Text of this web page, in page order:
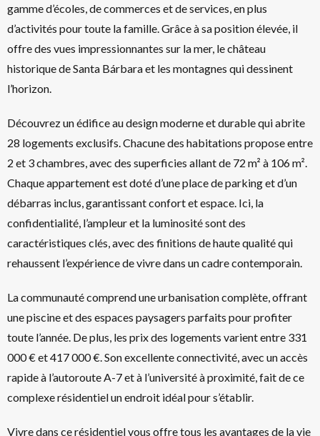
gamme d’écoles, de commerces et de services, en plus
d’activités pour toute la famille. Grâce à sa position élevée, il
offre des vues impressionnantes sur la mer, le château
historique de Santa Bárbara et les montagnes qui dessinent
l’horizon.
Découvrez un édifice au design moderne et durable qui abrite
28 logements exclusifs. Chacune des habitations propose entre
2 et 3 chambres, avec des superficies allant de 72 m² à 106 m².
Chaque appartement est doté d’une place de parking et d’un
débarras inclus, garantissant confort et espace. Ici, la
confidentialité, l’ampleur et la luminosité sont des
caractéristiques clés, avec des finitions de haute qualité qui
rehaussent l’expérience de vivre dans un cadre contemporain.
La communauté comprend une urbanisation complète, offrant
une piscine et des espaces paysagers parfaits pour profiter
toute l’année. De plus, les prix des logements varient entre 331
000 € et 417 000 €. Son excellente connectivité, avec un accès
rapide à l’autoroute A-7 et à l’université à proximité, fait de ce
complexe résidentiel un endroit idéal pour s’établir.
Vivre dans ce résidentiel vous offre tous les avantages de la vie